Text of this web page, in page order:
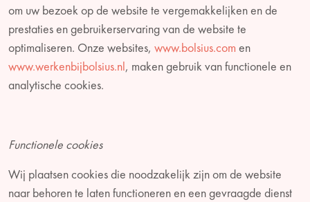
om uw bezoek op de website te vergemakkelijken en de
prestaties en gebruikerservaring van de website te
optimaliseren. Onze websites, www.bolsius.com en
www.werkenbijbolsius.nl, maken gebruik van functionele en
analytische cookies.
Functionele cookies
Wij plaatsen cookies die noodzakelijk zijn om de website
naar behoren te laten functioneren en een gevraagde dienst